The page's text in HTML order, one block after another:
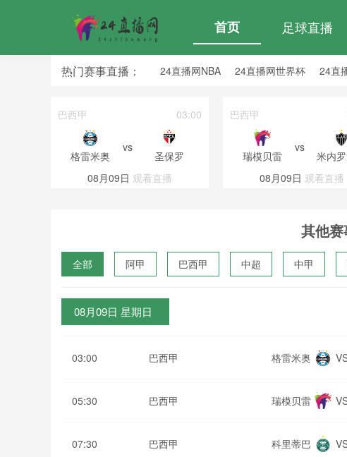
首页 足球直播
热门赛事直播： 24直播网NBA 24直播网世界杯 24直
巴西甲 03:00
格雷米奥
vs
圣保罗
08月09日 观看直播
巴西甲
瑞模贝雷
vs
米内
08月09日 观看直播
其他
全部 阿甲 巴西甲 中超 中甲
波黑联
08月09日 星期日
03:00 巴西甲 格雷米奥
05:30 巴西甲 瑞模贝雷
07:30 巴西甲 科里蒂巴